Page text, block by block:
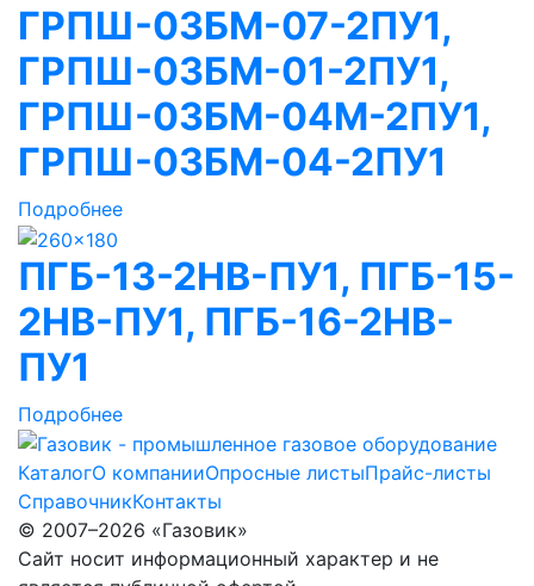
ГРПШ-03БМ-07-2ПУ1,
ГРПШ-03БМ-01-2ПУ1,
ГРПШ-03БМ-04М-2ПУ1,
ГРПШ-03БМ-04-2ПУ1
Подробнее
ПГБ-13-2НВ-ПУ1, ПГБ-15-
2НВ-ПУ1, ПГБ-16-2НВ-
ПУ1
Подробнее
КаталогО компанииОпросные листыПрайс-листы
СправочникКонтакты
© 2007–2026 «Газовик»
Сайт носит информационный характер и не